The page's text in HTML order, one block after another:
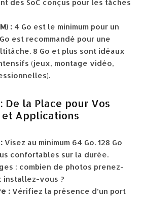
des SoC conçus pour les tâches
: 4 Go est le minimum pour un
est recommandé pour une
8 Go et plus sont idéaux
(jeux, montage vidéo,
De la Place pour Vos
et Applications
Visez au minimum 64 Go. 128 Go
confortables sur la durée.
: combien de photos prenez-
installez-vous ?
: Vérifiez la présence d’un port